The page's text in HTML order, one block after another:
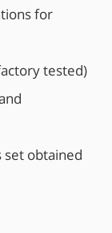
for
tested)
set obtained